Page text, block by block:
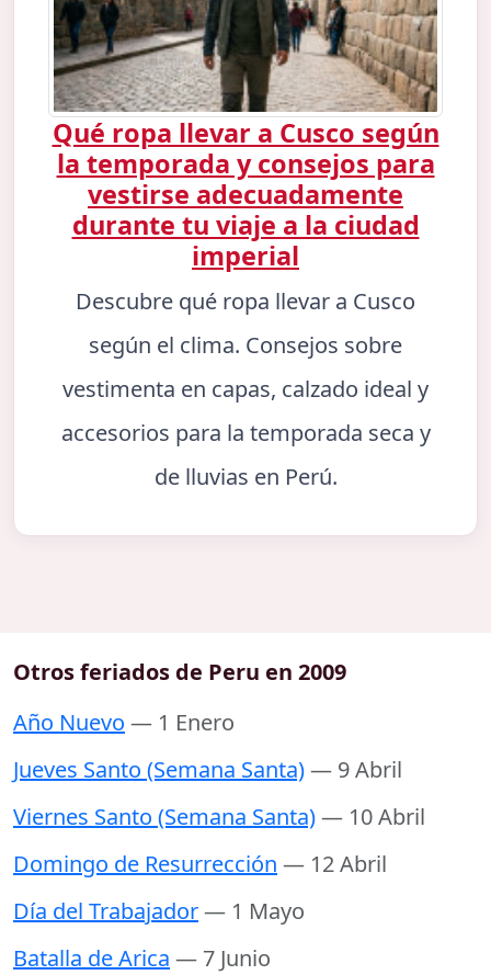
Qué ropa llevar a Cusco según
la temporada y consejos para
vestirse adecuadamente
durante tu viaje a la ciudad
imperial
Descubre qué ropa llevar a Cusco
según el clima. Consejos sobre
vestimenta en capas, calzado ideal y
accesorios para la temporada seca y
de lluvias en Perú.
Otros feriados de Peru en 2009
Año Nuevo — 1 Enero
Jueves Santo (Semana Santa)— 9 Abril
Viernes Santo (Semana Santa)— 10 Abril
Domingo de Resurrección — 12 Abril
Día del Trabajador— 1 Mayo
Batalla de Arica — 7 Junio